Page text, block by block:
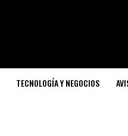
TECNOLOGÍA Y NEGOCIOS